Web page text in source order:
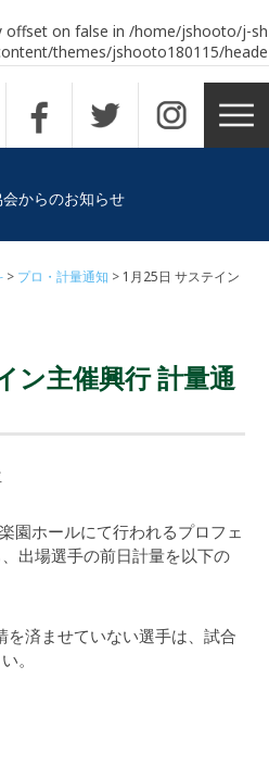
offset on false in /home/jshooto/j-sh
themes/jshooto180115/heade
からのお知らせ
プロ・計量通知
1月25日 サステイン
ン主催興行 計量通
園ホールにて行われるプロフェ
出場選手の前日計量を以下の
済ませていない選手は、試合
。